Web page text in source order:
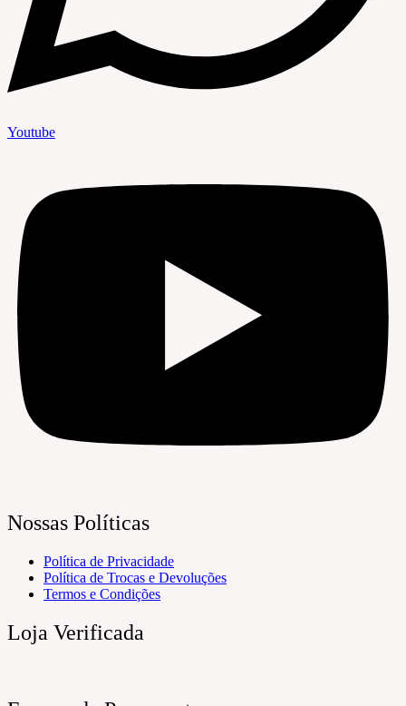
Youtube
Nossas Políticas
Política de Privacidade
Política de Trocas e Devoluções
Termos e Condições
Loja Verificada